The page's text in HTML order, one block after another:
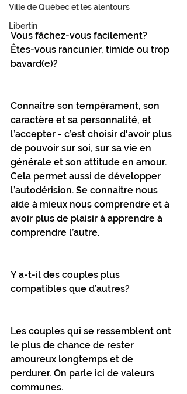
Ville de Québec et les alentours
Libertin
Vous fâchez-vous facilement?
Êtes-vous rancunier, timide ou trop
bavard(e)?
Connaître son tempérament, son
caractère et sa personnalité, et
l’accepter - c’est choisir d'avoir plus
de pouvoir sur soi, sur sa vie en
générale et son attitude en amour.
Cela permet aussi de développer
l’autodérision. Se connaitre nous
aide à mieux nous comprendre et à
avoir plus de plaisir à apprendre à
comprendre l’autre.
Y a-t-il des couples plus
compatibles que d’autres?
Les couples qui se ressemblent ont
le plus de chance de rester
amoureux longtemps et de
perdurer. On parle ici de valeurs
communes.